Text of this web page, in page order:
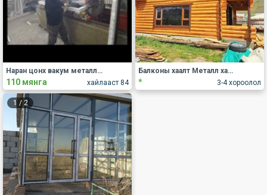
хайлааст 84
Наран цонх вакум металл хийц
110 мянга 3-4 хороолол
Балконы хаалт Металл хаалга хана Вакум цонх захиалгаар хийнэ.90238787 80091978
*
1 / 2